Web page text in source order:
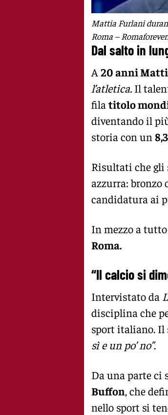
Mattia Furlani
Roma –
Dal salto in
A 20 anni
l’atletica. Il
fila titolo
diventando il
storia con un
Risultati che gli
azzurra: bronzo
candidatura ai
In mezzo a
Roma.
“Il calcio si
Intervistato da
disciplina che
sport italiano. Il
sì e un po’ no”.
Da una parte ci
Buffon, che
nello sport si